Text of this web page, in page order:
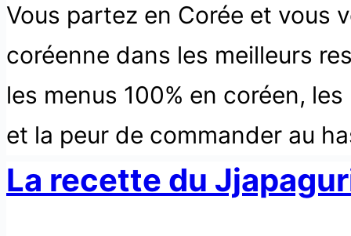
Vous partez en Corée et vous
coréenne dans les meilleurs
les menus 100% en coréen,
et la peur de commander au
La recette du